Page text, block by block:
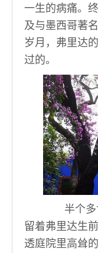
一生的病痛。
及与墨西哥著
岁月，弗里达
过的。
半个多
留着弗里达生
透庭院里高耸